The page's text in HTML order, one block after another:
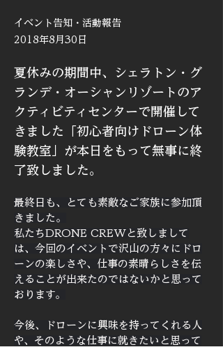
イベント告知・活動報告
2018年8月30日
夏休みの期間中、シェラトン・グ
ランデ・オーシャンリゾートのア
クティビティセンターで開催して
きました「初心者向けドローン体
験教室」が本日をもって無事に終
了致しました。
最終日も、とても素敵なご家族に参加頂
きました。
私たちDRONE CREWと致しまして
は、今回のイベントで沢山の方々にドロ
ーンの楽しさや、仕事の素晴らしさを伝
えることが出来たのではないかと思って
おります。
今後、ドローンに興味を持ってくれる人
や、そのような仕事に就きたいと思って